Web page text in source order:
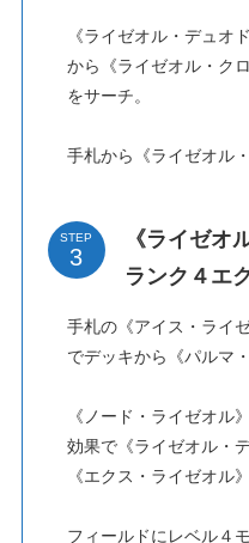
《ライゼオル・デュ
から《ライゼオル・ク
をサーチ。
手札から《ライゼオル
STEP
《ライゼオ
ランク４エ
手札の《アイス・ライ
でデッキから《パルマ
《ノード・ライゼオ
効果で《ライゼオル・
《エクス・ライゼオル
フィールドにレベル４